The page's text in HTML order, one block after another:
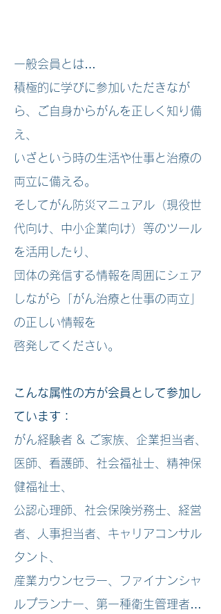
一般会員とは…
積極的に学びに参加いただきなが
ら、ご自身からがんを正しく知り備
え、
いざという時の生活や仕事と治療の
両立に備える。
そしてがん防災マニュアル（現役世
代向け、中小企業向け）等のツール
を活用したり、
団体の発信する情報を周囲にシェア
しながら「がん治療と仕事の両立」
の正しい情報を
啓発してください。
こんな属性の方が会員として参加し
ています：
がん経験者 & ご家族、企業担当者、
医師、看護師、社会福祉士、精神保
健福祉士、
公認心理師、社会保険労務士、経営
者、人事担当者、キャリアコンサル
タント、
産業カウンセラー、ファイナンシャ
ルプランナー、第一種衛生管理者…